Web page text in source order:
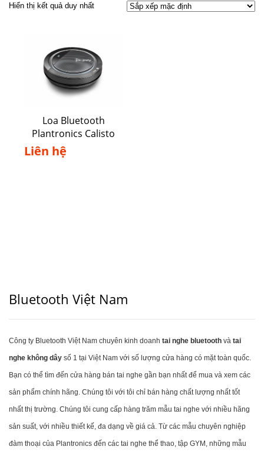
Hiển thị kết quả duy nhất
Loa Bluetooth
Plantronics Calisto
5300 USB-A/USB-C
Liên hệ
Bluetooth Việt Nam
Công ty Bluetooth Việt Nam chuyên kinh doanh tai nghe bluetooth và tai
nghe không dây số 1 tại Việt Nam với số lượng cửa hàng có mặt toàn quốc.
Bạn có thể tìm đến cửa hàng bán tai nghe gần bạn nhất để mua và xem các
sản phẩm chính hãng. Chúng tôi với tôi chỉ bán hàng chất lượng nhất tốt
nhất thị trường. Chúng tôi cung cấp hàng trăm mẫu tai nghe với nhiều hãng
sản suất, với nhiều thiết kế, đa dạng về giá cả. Từ các mẫu chuyên nghiệp
đàm thoại của Plantronics đến các tai nghe thể thao, tập GYM, những mẫu